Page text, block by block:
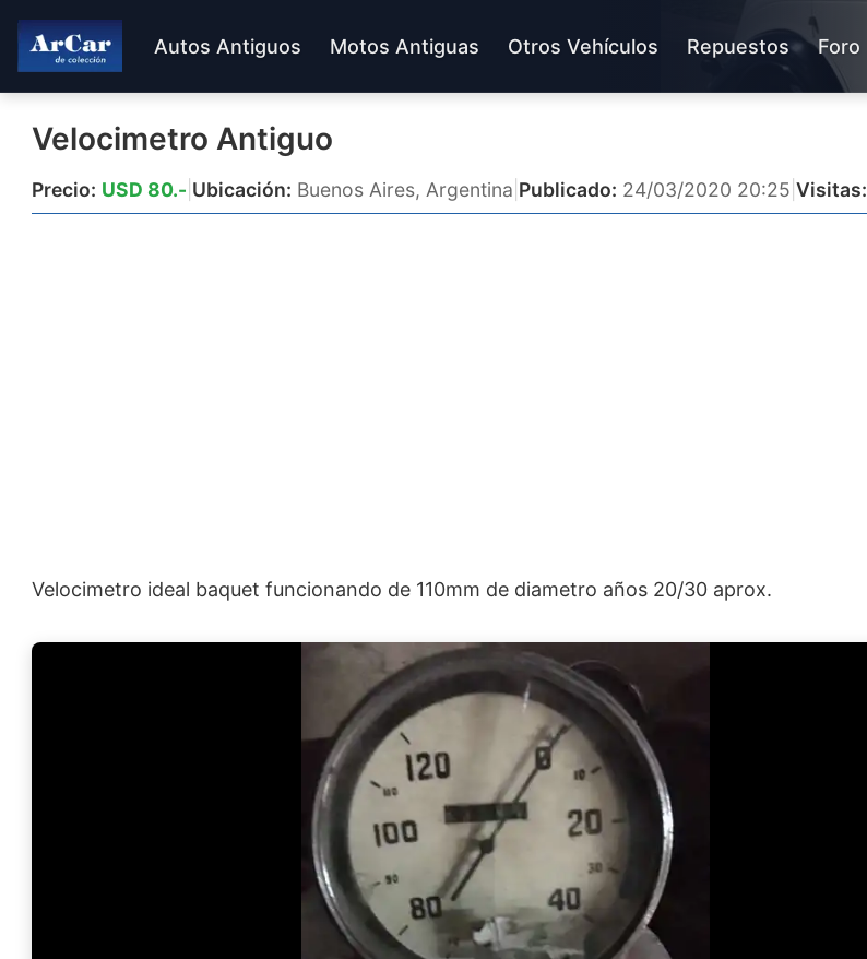
Autos Antiguos Motos Antiguas Otros Vehículos Repuestos Foro
Velocimetro Antiguo
Precio: USD 80.- Ubicación: Buenos Aires, Argentina Publicado: 24/03/2020 20:25 Visitas:
Velocimetro ideal baquet funcionando de 110mm de diametro años 20/30 aprox.